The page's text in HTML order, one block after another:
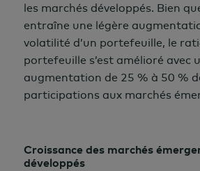
les marchés développés. Bien
entraîne une légère
volatilité d’un portefeuille, le
portefeuille s’est amélioré avec
augmentation de 25 % à 50 %
participations aux marchés
Croissance des marchés
développés